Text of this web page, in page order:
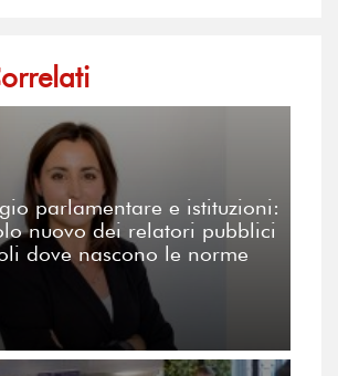
parlamentare e istituzioni:
nuovo dei relatori pubblici
dove nascono le norme